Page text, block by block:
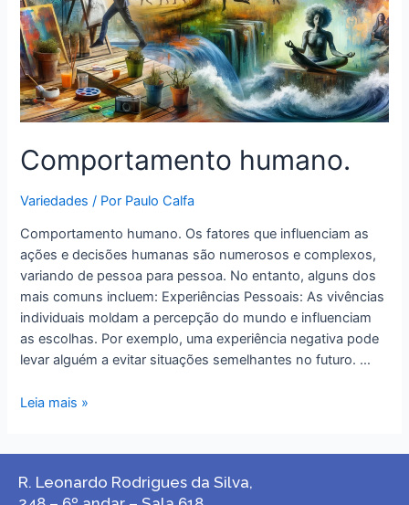
Comportamento humano.
Variedades / Por Paulo Calfa
Comportamento humano. Os fatores que influenciam as
ações e decisões humanas são numerosos e complexos,
variando de pessoa para pessoa. No entanto, alguns dos
mais comuns incluem: Experiências Pessoais: As vivências
individuais moldam a percepção do mundo e influenciam
as escolhas. Por exemplo, uma experiência negativa pode
levar alguém a evitar situações semelhantes no futuro. …
Leia mais »
R. Leonardo Rodrigues da Silva,